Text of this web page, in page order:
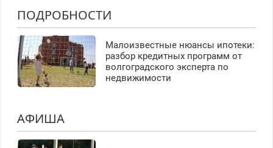
ПОДРОБНОСТИ
Малоизвестные нюансы ипотеки:
разбор кредитных программ от
волгоградского эксперта по
недвижимости
АФИША